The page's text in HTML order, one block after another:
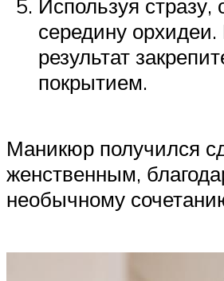
Используя стразу,
середину
результат
покрытием.
Маникюр получился
женственным,
необычному